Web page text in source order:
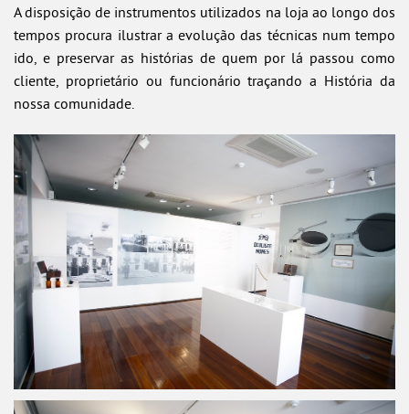
A disposição de instrumentos utilizados na loja ao longo dos
tempos procura ilustrar a evolução das técnicas num tempo
ido, e preservar as histórias de quem por lá passou como
cliente, proprietário ou funcionário traçando a História da
nossa comunidade.